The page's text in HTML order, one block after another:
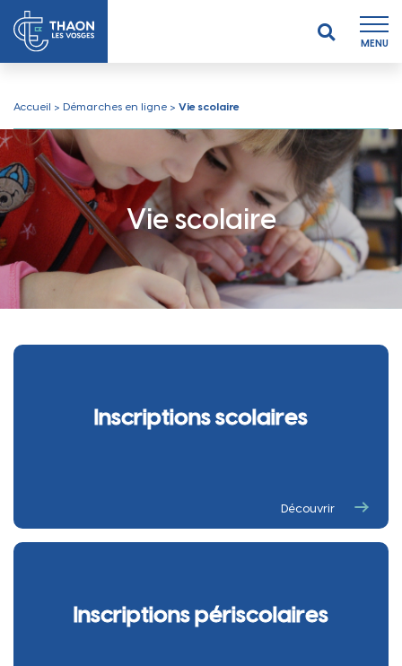
MENU
Accueil > Démarches en ligne > Vie scolaire
Vie scolaire
Inscriptions scolaires
Découvrir
Inscriptions périscolaires